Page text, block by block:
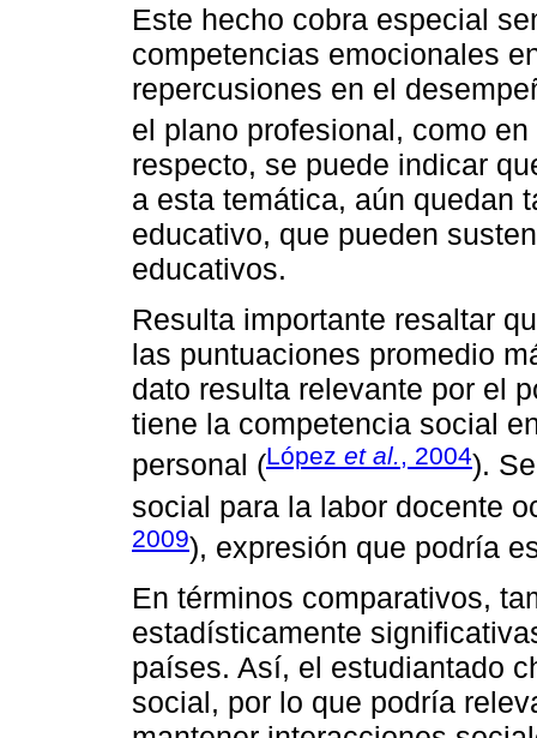
Este hecho cobra especial
competencias emocionales
repercusiones en el
el plano profesional, como
respecto, se puede indicar
a esta temática, aún quedan
educativo, que pueden
educativos.
Resulta importante resaltar
las puntuaciones promedio
dato resulta relevante por el
tiene la competencia social
personal (López et al., 2004).
social para la labor docente
2009), expresión que podría
En términos comparativos,
estadísticamente
países. Así, el estudiantado
social, por lo que podría